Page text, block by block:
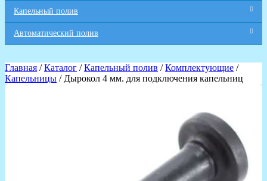
Капельный полив
Автоматический полив
Главная /Каталог /Капельный полив /Комплектующие /
Капельницы / Дырокол 4 мм. для подключения капельниц